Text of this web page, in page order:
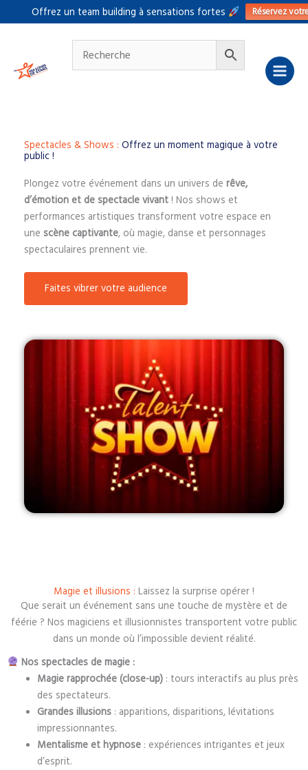
Offrez un team building à sensations fortes Réservez
au
Spectacles & Shows : Offrez un moment magique à votre
public !
Plongez votre événement dans un univers de rêve,
d’émotion et de spectacle vivant ! Nos shows et
performances artistiques transforment votre espace en
une scène captivante, où magie, danse et personnages
spectaculaires prennent vie.
Faites vibrer votre audience
Magie et illusions : Laissez la surprise opérer !
Que serait un événement sans une touche de mystère et de
féérie ? Nos magiciens et illusionnistes transportent votre public
dans un monde où l’impossible devient réalité.
Nos spectacles de magie :
Magie rapprochée (close-up): tours interactifs au plus près
des spectateurs.
Grandes illusions: apparitions, disparitions, lévitations
impressionnantes.
Mentalisme et hypnose: expériences intrigantes et jeux
d’esprit.